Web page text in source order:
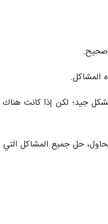
صحيح.
المشاكل.
جيد؛ لكن إذا كانت
حل جميع المشاكل التي